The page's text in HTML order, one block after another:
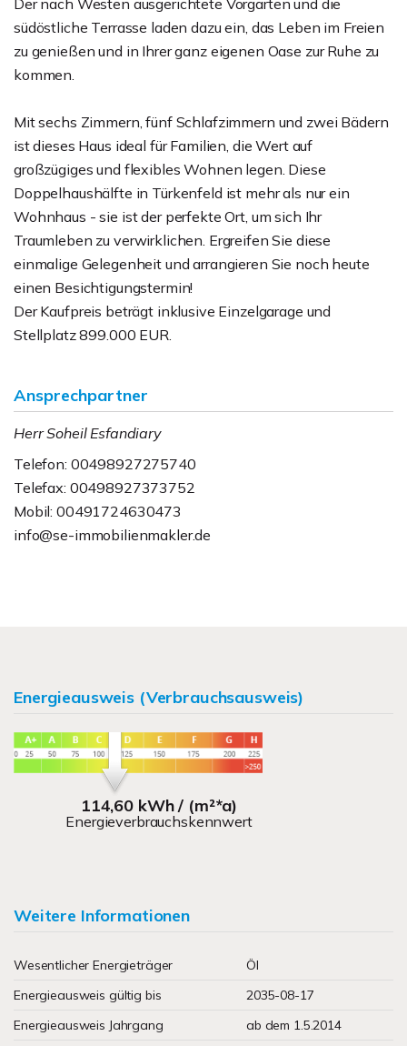
Der nach Westen ausgerichtete Vorgarten und die
südöstliche Terrasse laden dazu ein, das Leben im Freien
zu genießen und in Ihrer ganz eigenen Oase zur Ruhe zu
kommen.
Mit sechs Zimmern, fünf Schlafzimmern und zwei Bädern
ist dieses Haus ideal für Familien, die Wert auf
großzügiges und flexibles Wohnen legen. Diese
Doppelhaushälfte in Türkenfeld ist mehr als nur ein
Wohnhaus - sie ist der perfekte Ort, um sich Ihr
Traumleben zu verwirklichen. Ergreifen Sie diese
einmalige Gelegenheit und arrangieren Sie noch heute
einen Besichtigungstermin!
Der Kaufpreis beträgt inklusive Einzelgarage und
Stellplatz 899.000 EUR.
Ansprechpartner
Herr Soheil Esfandiary
Telefon: 00498927275740
Telefax: 00498927373752
Mobil: 00491724630473
info@se-immobilienmakler.de
Energieausweis (Verbrauchsausweis)
114,60 kWh / (m²*a)
Energieverbrauchskennwert
Weitere Informationen
Wesentlicher Energieträger
Öl
Energieausweis gültig bis
2035-08-17
Energieausweis Jahrgang
ab dem 1.5.2014